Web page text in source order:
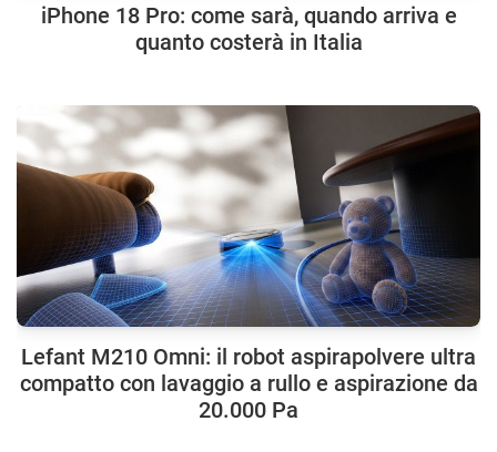
iPhone 18 Pro: come sarà, quando arriva e
quanto costerà in Italia
Lefant M210 Omni: il robot aspirapolvere ultra
compatto con lavaggio a rullo e aspirazione da
20.000 Pa